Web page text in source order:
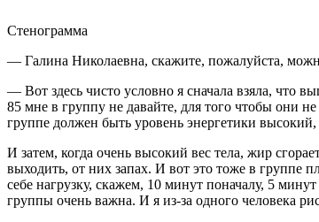
Стенограмма
— Галина Николаевна, скажите, пожалуйста,
— Вот здесь чисто условно я сначала взяла, что
85 мне в группу не давайте, для того чтобы они
группе должен быть уровень энергетики
И затем, когда очень высокий вес тела, жир
выходить, от них запах. И вот это тоже в группе
себе нагрузку, скажем, 10 минут поначалу, 5
группы очень важна. И я из-за одного человека